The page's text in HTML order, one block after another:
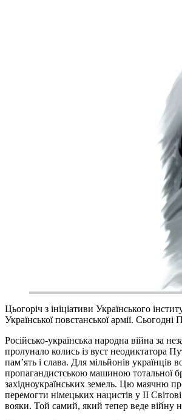
Цьогоріч з ініціативи Українського
Української повстанської армії.
Російсько-українська народна війна за
пролунало колись із вуст неодиктатора
пам’ять і слава. Для мільйонів
пропагандистською машиною тотальної
західноукраїнських земель. Цю маячню
перемогти німецьких нацистів у ІІ
вояки. Той самий, який тепер веде війну